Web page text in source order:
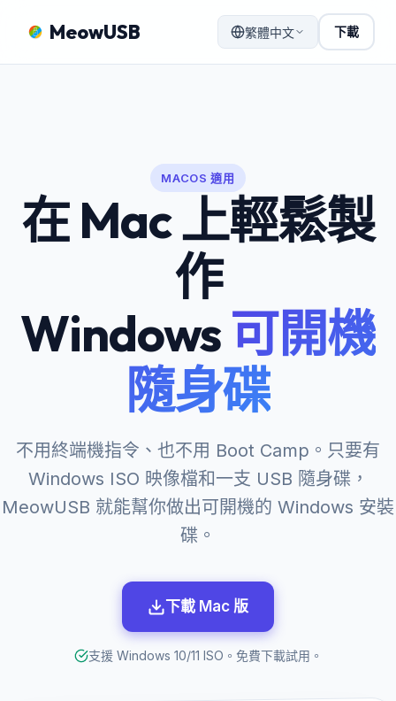
MeowUSB 繁體中文 下載
MACOS 適用
在 Mac 上輕鬆製
作
Windows可開機
隨身碟
不用終端機指令、也不用 Boot Camp。只要有
Windows ISO 映像檔和一支 USB 隨身碟，
MeowUSB 就能幫你做出可開機的 Windows 安裝
碟。
下載 Mac 版
支援 Windows 10/11 ISO。免費下載試用。